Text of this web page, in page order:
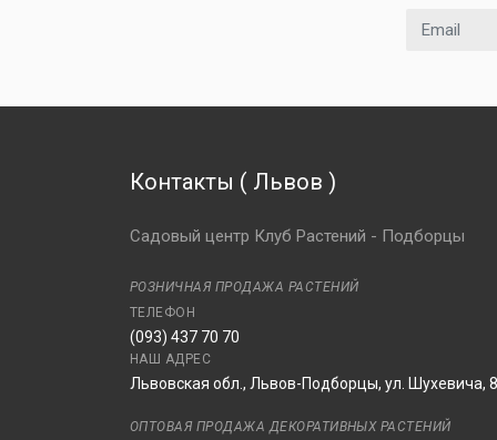
Email адрес
Контакты ( Львов )
Садовый центр Клуб Растений - Подборцы
РОЗНИЧНАЯ ПРОДАЖА РАСТЕНИЙ
ТЕЛЕФОН
(093) 437 70 70
НАШ АДРЕС
Львовская обл., Львов-Подборцы, ул. Шухевича, 8
ОПТОВАЯ ПРОДАЖА ДЕКОРАТИВНЫХ РАСТЕНИЙ